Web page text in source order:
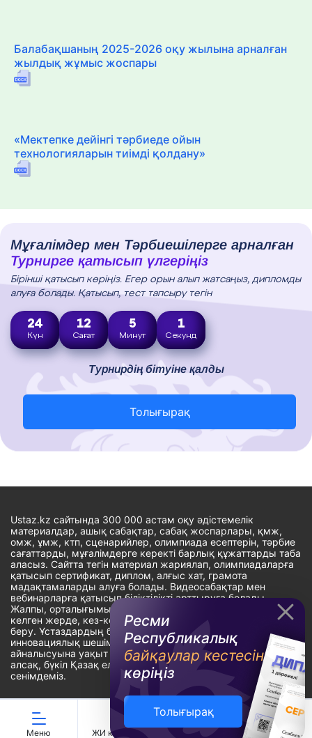
Ресми
Республикалық
байқаулар кестесін
көріңіз
Толығырақ
Балабақшаның 2025-2026 оқу жылына арналған
жылдық жұмыс жоспары
«Мектепке дейінгі тәрбиеде ойын
технологияларын тиімді қолдану»
Мұғалімдер мен Тәрбиешілерге арналған
Турнирге қатысып үлгеріңіз
Бірінші қатысып көріңіз. Егер орын алып жатсаңыз, дипломды
алуға болады. Қатысып, тест тапсыру тегін
24
Күн
12
Сағат
5
Минут
0
Секунд
Турнирдің бітуіне қалды
Толығырақ
Меню ЖИ көмекші Ойындар Дайын ҚМЖ
Ustaz.kz сайтында 300 000 астам оқу әдістемелік
материалдар, ашық сабақтар, сабақ жоспарлары, қмж,
омж, ұмж, ктп, сценарийлер, олимпиада есептерін, тәрбие
сағаттарды, мұғалімдерге керекті барлық құжаттарды таба
аласыз. Сайтта тегін материал жариялап, олимпиадаларға
қатысып сертификат, диплом, алғыс хат, грамота
мадақтамаларды алуға болады. Видеосабақтар мен
вебинарларға қатысып біліктілікті арттыруға болады.
Жалпы, орталығымыздың басты мақсаты: ұстаздарға кез-
келген жерде, кез-келген уақытта білім алуына мүмкіндік
беру. Ұстаздардың барлық өзекті мәселелеріне
инновациялық шешім тауып, шығармашылық жұмыспен
айналысуына уақыт сыйлау. «Ұстаздарға сапалы білім бере
алсақ, бүкіл Қазақ еліне білім бере аламыз» - деген
сенімдеміз.
Сайт Peaksoft веб-студиясында жасалған - Peaksoft.kz